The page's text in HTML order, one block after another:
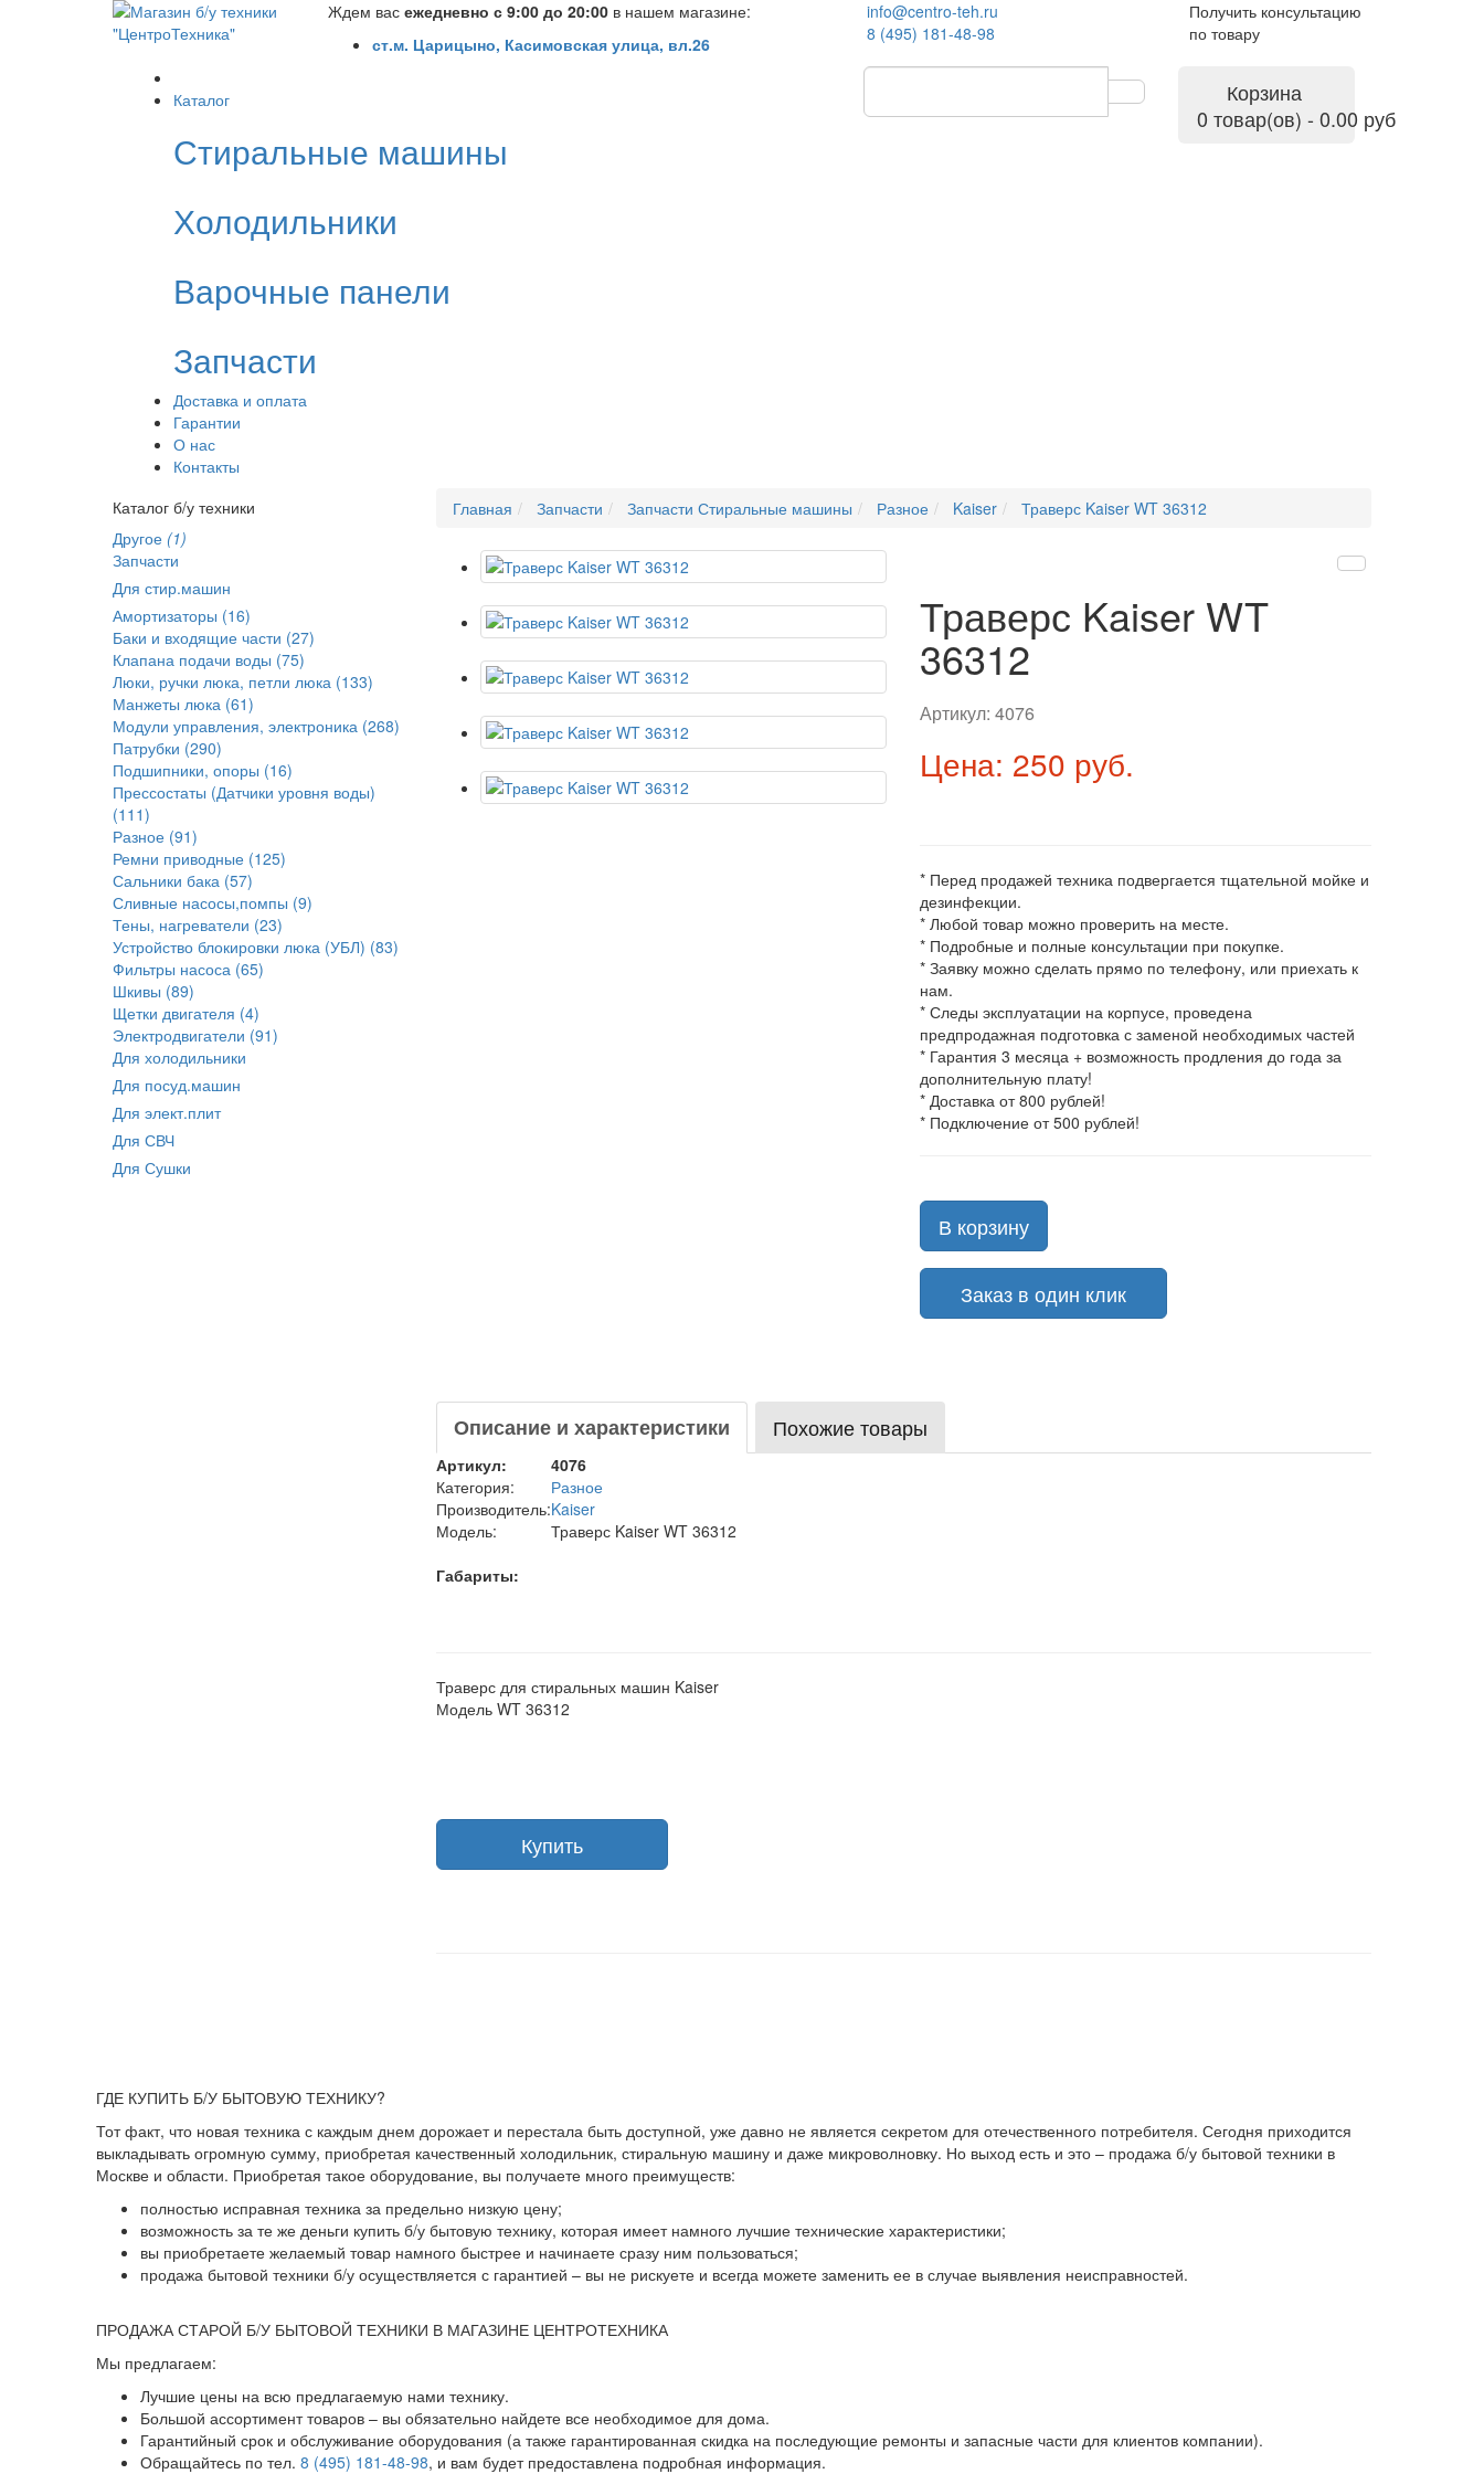
Ждем вас ежедневно с 9:00 до 20:00 в нашем магазине:
ст.м. Царицыно, Касимовская улица, вл.26
info@centro-teh.ru
8 (495) 181-48-98
Получить консультацию
по товару
Каталог
Стиральные машины
Холодильники
Варочные панели
Запчасти
Доставка и оплата
Гарантии
О нас
Контакты
Корзина
0 товар(ов) - 0.00 руб
Каталог б/у техники
Другое (1)
Запчасти
Для стир.машин
Амортизаторы (16)
Баки и входящие части (27)
Клапана подачи воды (75)
Люки, ручки люка, петли люка (133)
Манжеты люка (61)
Модули управления, электроника (268)
Патрубки (290)
Подшипники, опоры (16)
Прессостаты (Датчики уровня воды)
(111)
Разное (91)
Ремни приводные (125)
Сальники бака (57)
Сливные насосы,помпы (9)
Тены, нагреватели (23)
Устройство блокировки люка (УБЛ) (83)
Фильтры насоса (65)
Шкивы (89)
Щетки двигателя (4)
Электродвигатели (91)
Для холодильники
Для посуд.машин
Для элект.плит
Для СВЧ
Для Сушки
Главная Запчасти Запчасти Стиральные машины Разное Kaiser Траверс Kaiser WT 36312
Траверс Kaiser WT
36312
Артикул:4076
Цена: 250 руб.
* Перед продажей техника подвергается тщательной мойке и
дезинфекции.
* Любой товар можно проверить на месте.
* Подробные и полные консультации при покупке.
* Заявку можно сделать прямо по телефону, или приехать к
нам.
* Следы эксплуатации на корпусе, проведена
предпродажная подготовка с заменой необходимых частей
* Гарантия 3 месяца + возможность продления до года за
дополнительную плату!
* Доставка от 800 рублей!
* Подключение от 500 рублей!
В корзину
Заказ в один клик
Описание и характеристики Похожие товары
Артикул:
4076
Категория:
Разное
Производитель:Kaiser
Модель:
Траверс Kaiser WT 36312
Габариты:
Траверс для стиральных машин Kaiser
Модель WT 36312
ГДЕ КУПИТЬ Б/У БЫТОВУЮ ТЕХНИКУ?
Тот факт, что новая техника с каждым днем дорожает и перестала быть доступной, уже давно не является секретом для отечественного потребителя. Сегодня приходится
выкладывать огромную сумму, приобретая качественный холодильник, стиральную машину и даже микроволновку. Но выход есть и это – продажа б/у бытовой техники в
Москве и области. Приобретая такое оборудование, вы получаете много преимуществ:
полностью исправная техника за предельно низкую цену;
возможность за те же деньги купить б/у бытовую технику, которая имеет намного лучшие технические характеристики;
вы приобретаете желаемый товар намного быстрее и начинаете сразу ним пользоваться;
продажа бытовой техники б/у осуществляется с гарантией – вы не рискуете и всегда можете заменить ее в случае выявления неисправностей.
ПРОДАЖА СТАРОЙ Б/У БЫТОВОЙ ТЕХНИКИ В МАГАЗИНЕ ЦЕНТРОТЕХНИКА
Мы предлагаем:
Лучшие цены на всю предлагаемую нами технику.
Большой ассортимент товаров – вы обязательно найдете все необходимое для дома.
Гарантийный срок и обслуживание оборудования (а также гарантированная скидка на последующие ремонты и запасные части для клиентов компании).
Обращайтесь по тел. 8 (495) 181-48-98, и вам будет предоставлена подробная информация.